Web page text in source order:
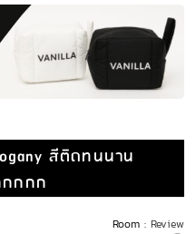
สีติดทนนาน
กกก
Room : Review